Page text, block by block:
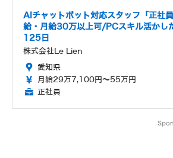
AIチャットボット対応スタッフ「正社
給・月給30万以上可/PCスキル活かし
125日
株式会社Le Lien
愛知県
月給29万7,100円～55万円
正社員